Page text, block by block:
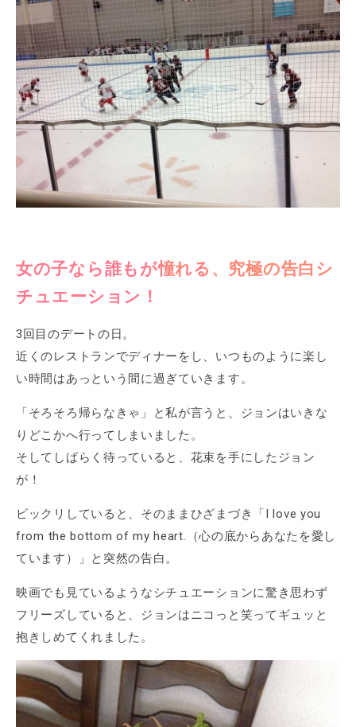
女の子なら誰もが憧れる、究極の告白シ
チュエーション！
3回目のデートの日。
近くのレストランでディナーをし、いつものように楽し
い時間はあっという間に過ぎていきます。
「そろそろ帰らなきゃ」と私が言うと、ジョンはいきな
りどこかへ行ってしまいました。
そしてしばらく待っていると、花束を手にしたジョン
が！
ビックリしていると、そのままひざまづき「I love you
from the bottom of my heart.（心の底からあなたを愛し
ています）」と突然の告白。
映画でも見ているようなシチュエーションに驚き思わず
フリーズしていると、ジョンはニコっと笑ってギュッと
抱きしめてくれました。